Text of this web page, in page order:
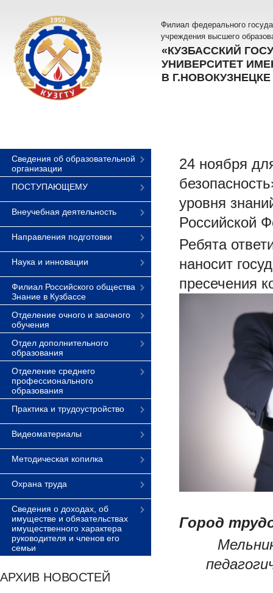
Филиал федерального
учреждения высшего
«КУЗБАССКИЙ
УНИВЕРСИТЕТ
В Г.НОВОКУЗНЕЦКЕ
Сведения об образовательной
организации
ПОСТУПАЮЩЕМУ
Внеучебная деятельность
Направления подготовки
Наука и инновации
Филиал Российского общества
Знание в Кузбассе
Отделение очного и заочного
обучения
Отдел дополнительного
образования
Отделение среднего
профессионального
образования
Практика и трудоустройство
Видеоматериалы
Методическая копилка
Охрана труда
Сведения о доходах, об
имуществе и обязательствах
имущественного характера
руководителя и членов его
семьи
АРХИВ НОВОСТЕЙ
24 ноября
уровня
Российской
Ребята
наносит
пресечения
Город